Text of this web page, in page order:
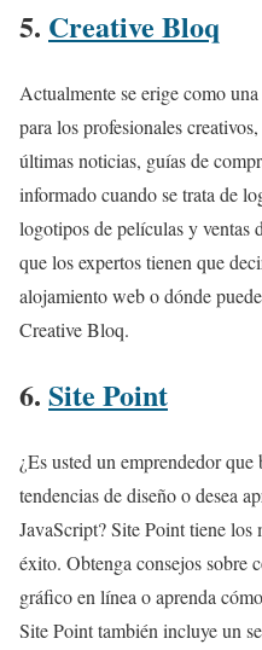
5. Creative Bloq
Actualmente se erige como
para los profesionales
últimas noticias, guías de
informado cuando se trata de
logotipos de películas y ventas
que los expertos tienen que
alojamiento web o dónde
Creative Bloq.
6. Site Point
¿Es usted un emprendedor
tendencias de diseño o desea
JavaScript? Site Point tiene los
éxito. Obtenga consejos sobre
gráfico en línea o aprenda
Site Point también incluye un